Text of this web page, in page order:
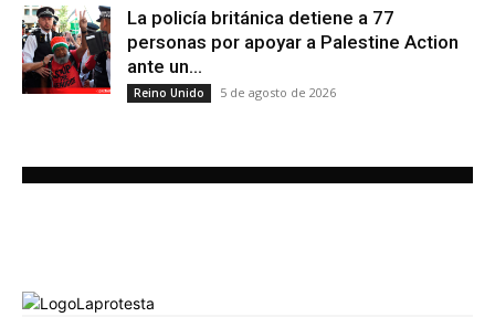
La policía británica detiene a 77
personas por apoyar a Palestine Action
ante un...
Reino Unido 5 de agosto de 2026